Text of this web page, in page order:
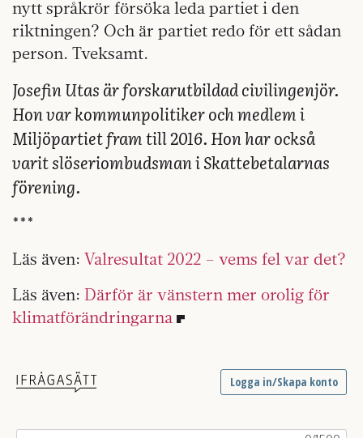
nytt språkrör försöka leda partiet i den
riktningen? Och är partiet redo för ett sådan
person. Tveksamt.
Josefin Utas är forskarutbildad civilingenjör.
Hon var kommunpolitiker och medlem i
Miljöpartiet fram till 2016. Hon har också
varit slöseriombudsman i Skattebetalarnas
förening.
***
Läs även: Valresultat 2022 – vems fel var det?
Läs även: Därför är vänstern mer orolig för
klimatförändringarna